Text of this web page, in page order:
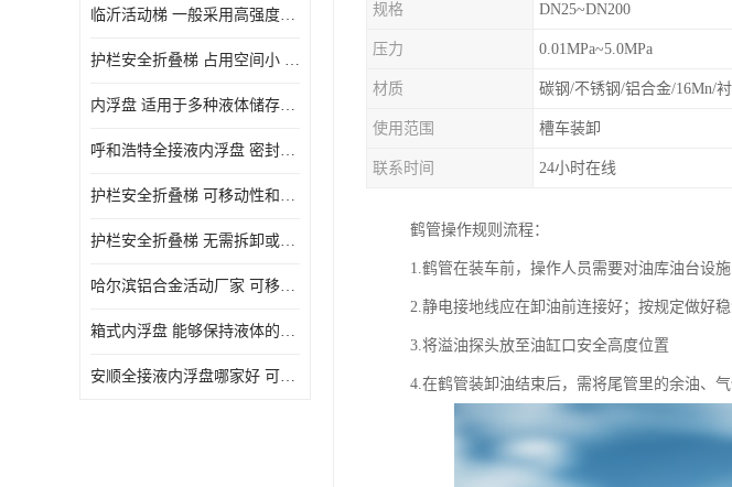
定量装车系统
临沂活动梯 一般采用高强度材料制造 可以用于多种不同的任务
护栏安全折叠梯 占用空间小 方便存放和搬运
内浮盘 适用于多种液体储存和运输 能够降低运输成本和维护成本
呼和浩特全接液内浮盘 密封性能好 有效保护液体质量
护栏安全折叠梯 可移动性和安全性较高 占用空间小
护栏安全折叠梯 无需拆卸或重新安装 占用空间小
哈尔滨铝合金活动厂家 可移动性和安全性较高 占用空间小
箱式内浮盘 能够保持液体的密闭状态 适用于多种液体储存和运输
安顺全接液内浮盘哪家好 可以自动上下浮动 密封性能好
规格 DN25~DN200
压力 0.01MPa~5.0MPa
材质 碳钢/不锈钢/铝合金/16Mn/
使用范围 槽车装卸
联系时间 24小时在线
鹤管操作规则流程：
1.鹤管在装车前，操作人员需要对油库油台设
2.静电接地线应在卸油前连接好；按规定做好
3.将溢油探头放至油缸口安全高度位置
4.在鹤管装卸油结束后，需将尾管里的余油、